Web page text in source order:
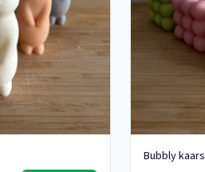
Bubbly kaars